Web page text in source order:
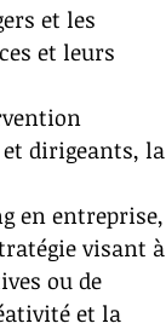
et les
et leurs
et dirigeants, la
en entreprise,
visant à
ou de
et la